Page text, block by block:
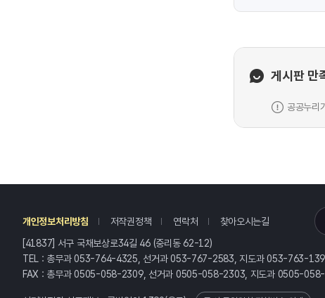
게시판 만
공공누리
개인정보처리방침 저작권정책 연락처 찾아오시는길
[41837] 서구 국채보상로34길 46 (중리동 62-12)
TEL : 총무과 053-764-4325, 선거과 053-767-2583, 지도과 053-763-
FAX : 총무과 0505-058-2309, 선거과 0505-058-2303, 지도과 0505-